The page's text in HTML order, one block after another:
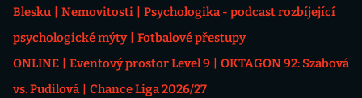
Blesku
Nemovitosti
Psychologika - podcast rozbíjející
psychologické mýty
Fotbalové přestupy
ONLINE
Eventový prostor Level 9
OKTAGON 92: Szabová
vs. Pudilová
Chance Liga 2026/27